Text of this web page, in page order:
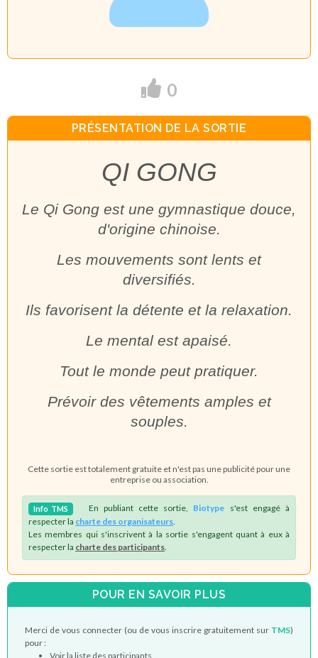
0
PRÉSENTATION DE LA SORTIE
QI GONG
Le Qi Gong est une gymnastique douce,
d'origine chinoise.
Les mouvements sont lents et
diversifiés.
Ils favorisent la détente et la relaxation.
Le mental est apaisé.
Tout le monde peut pratiquer.
Prévoir des vêtements amples et
souples.
Cette sortie est totalement gratuite et n'est pas une publicité pour une
entreprise ou association.
Info TMS En publiant cette sortie, Biotype s'est engagé à
respecter la charte des organisateurs
Les membres qui s'inscrivent à la sortie s'engagent quant à eux à
respecter la charte des participants
POUR EN SAVOIR PLUS
Merci de vous connecter (ou de vous inscrire gratuitement sur TMS)
pour :
Voir la liste des participants